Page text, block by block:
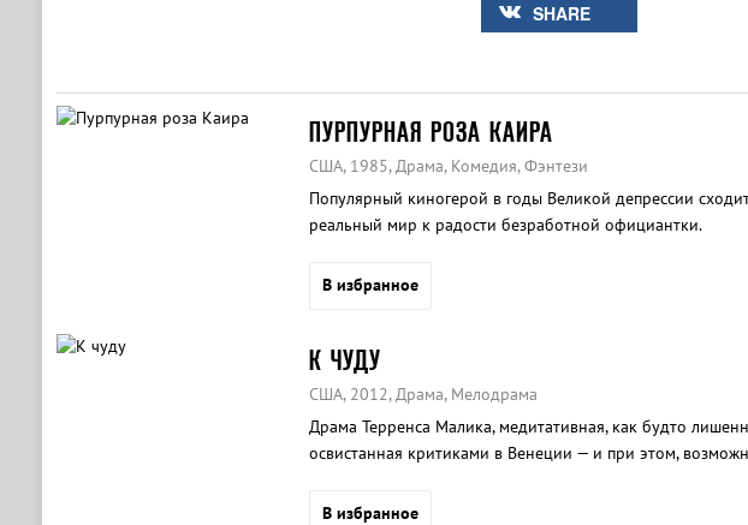
SHARE
ПУРПУРНАЯ РОЗА КАИРА
США, 1985, Драма, Комедия, Фэнтези
Популярный киногерой в годы Великой депрессии
реальный мир к радости безработной официантки.
В избранное
К ЧУДУ
США, 2012, Драма, Мелодрама
Драма Терренса Малика, медитативная, как будто
освистанная критиками в Венеции — и при этом,
В избранное